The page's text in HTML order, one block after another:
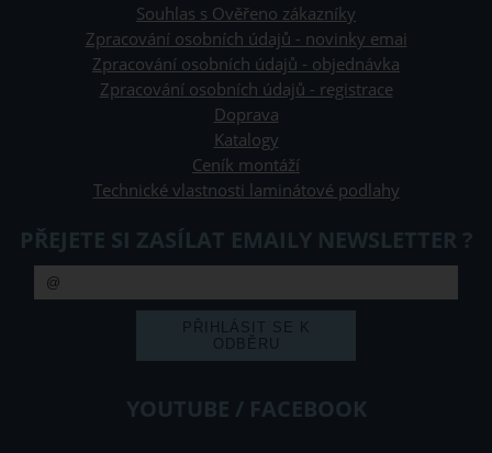
Souhlas s Ověřeno zákazníky
Zpracování osobních údajů - novinky emai
Zpracování osobních údajů - objednávka
Zpracování osobních údajů - registrace
Doprava
Katalogy
Ceník montáží
Technické vlastnosti laminátové podlahy
PŘEJETE SI ZASÍLAT EMAILY NEWSLETTER ?
YOUTUBE / FACEBOOK